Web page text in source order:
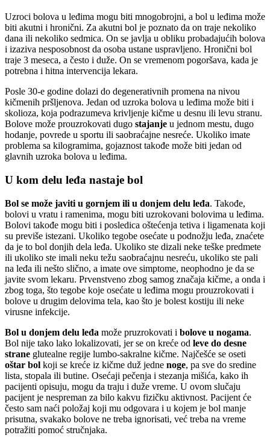
Uzroci bolova u leđima mogu biti mnogobrojni, a bol u leđima može
biti akutni i hronični. Za akutni bol je poznato da on traje nekoliko
dana ili nekoliko sedmica. On se javlja u obliku probadajućih bolova
i izaziva nesposobnost da osoba ustane uspravljeno. Hronični bol
traje 3 meseca, a često i duže. On se vremenom pogoršava, kada je
potrebna i hitna intervencija lekara.
Posle 30-e godine dolazi do degenerativnih promena na nivou
kičmenih pršljenova. Jedan od uzroka bolova u leđima može biti i
skolioza, koja podrazumeva krivljenje kičme u desnu ili levu stranu.
Bolove može prouzrokovati dugo stajanje u jednom mestu, dugo
hodanje, povrede u sportu ili saobraćajne nesreće. Ukoliko imate
problema sa kilogramima, gojaznost takođe može biti jedan od
glavnih uzroka bolova u leđima.
U kom delu leđa nastaje bol
Bol se može javiti u gornjem ili u donjem delu leđa. Takođe,
bolovi u vratu i ramenima, mogu biti uzrokovani bolovima u leđima.
Bolovi takođe mogu biti i posledica oštećenja tetiva i ligamenata koji
su previše istezani. Ukoliko tegobe osećate u podnožju leđa, znaćete
da je to bol donjih dela leđa. Ukoliko ste dizali neke teške predmete
ili ukoliko ste imali neku težu saobraćajnu nesreću, ukoliko ste pali
na leđa ili nešto slično, a imate ove simptome, neophodno je da se
javite svom lekaru. Prvenstveno zbog samog značaja kičme, a onda i
zbog toga, što tegobe koje osećate u leđima mogu prouzrokovati i
bolove u drugim delovima tela, kao što je bolest kostiju ili neke
virusne infekcije.
Bol u donjem delu leđa može pruzrokovati i bolove u nogama.
Bol nije tako lako lokalizovati, jer se on kreće od leve do desne
strane glutealne regije lumbo-sakralne kičme. Najčešće se oseti
oštar bol koji se kreće iz kičme duž jedne noge, pa sve do sredine
lista, stopala ili butine. Osećaji pečenja i stezanja mišića, kako ih
pacijenti opisuju, mogu da traju i duže vreme. U ovom slučaju
pacijent je nespreman za bilo kakvu fizičku aktivnost. Pacijent će
često sam naći položaj koji mu odgovara i u kojem je bol manje
prisutna, svakako bolove ne treba ignorisati, već treba na vreme
potražiti pomoć stručnjaka.